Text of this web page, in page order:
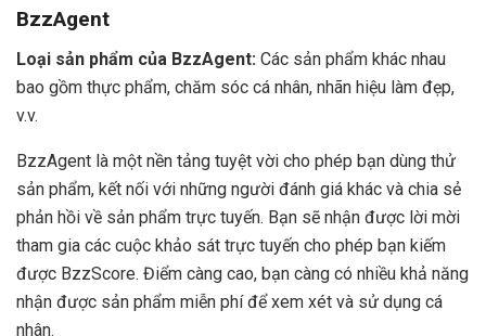
BzzAgent
Loại sản phẩm của BzzAgent: Các sản phẩm khác nhau
bao gồm thực phẩm, chăm sóc cá nhân, nhãn hiệu làm đẹp,
v.v.
BzzAgent là một nền tảng tuyệt vời cho phép bạn dùng thử
sản phẩm, kết nối với những người đánh giá khác và chia sẻ
phản hồi về sản phẩm trực tuyến. Bạn sẽ nhận được lời mời
tham gia các cuộc khảo sát trực tuyến cho phép bạn kiếm
được BzzScore. Điểm càng cao, bạn càng có nhiều khả năng
nhận được sản phẩm miễn phí để xem xét và sử dụng cá
nhân.